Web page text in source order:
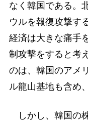
なく韓国である。
ウルを報復攻撃す
経済は大きな痛手
制攻撃をすると考
のは、韓国のアメ
ル龍山基地も含め
しかし、韓国の